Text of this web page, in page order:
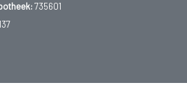
735601